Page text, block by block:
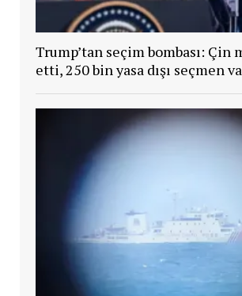
Trump’tan seçim bombası: Çin
etti, 250 bin yasa dışı seçmen